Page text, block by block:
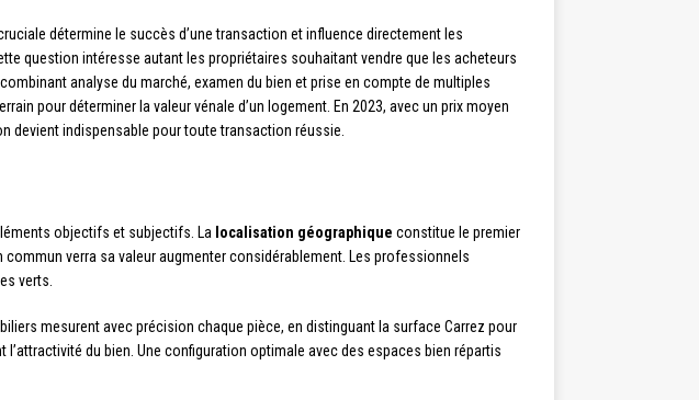
détermine le succès d’une transaction et influence directement les
question intéresse autant les propriétaires souhaitant vendre que les acheteurs
analyse du marché, examen du bien et prise en compte de multiples
pour déterminer la valeur vénale d’un logement. En 2023, avec un prix moyen
devient indispensable pour toute transaction réussie.
objectifs et subjectifs. La localisation géographique constitue le premier
verra sa valeur augmenter considérablement. Les professionnels
verts.
mesurent avec précision chaque pièce, en distinguant la surface Carrez pour
du bien. Une configuration optimale avec des espaces bien répartis